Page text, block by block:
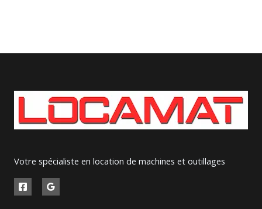
Votre spécialiste en location de machines et outillages